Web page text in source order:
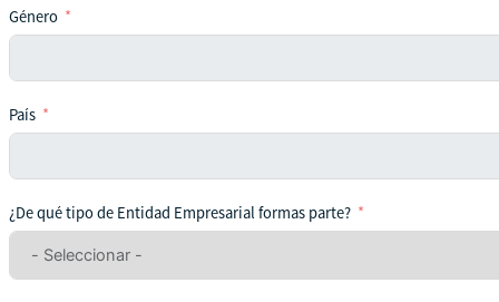
Género
País
¿De qué tipo de Entidad Empresarial formas parte?